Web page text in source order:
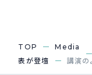
TOP Media
表が登壇
講演の